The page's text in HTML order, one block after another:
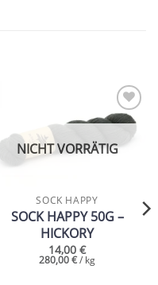
Add to
wishlist
NICHT VORRÄTIG
SOCK HAPPY
SOCK HAPPY 50G –
HICKORY
14,00 €
280,00€/ kg